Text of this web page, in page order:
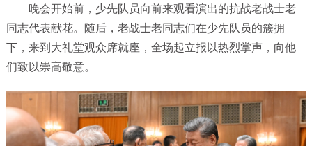
晚会开始前，少先队员向前来观看演出的抗战老战士老
同志代表献花。随后，老战士老同志们在少先队员的簇拥
下，来到大礼堂观众席就座，全场起立报以热烈掌声，向他
们致以崇高敬意。